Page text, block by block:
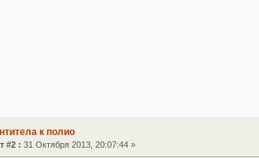
к полио
#2 : 31 Октября 2013, 20:07:44 »